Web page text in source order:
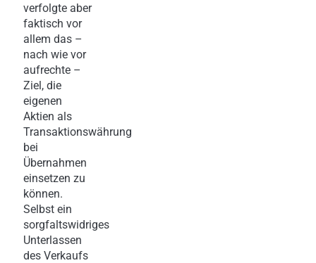
verfolgte aber
faktisch vor
allem das –
nach wie vor
aufrechte –
Ziel, die
eigenen
Aktien als
Transaktionswährung
bei
Übernahmen
einsetzen zu
können.
Selbst ein
sorgfaltswidriges
Unterlassen
des Verkaufs